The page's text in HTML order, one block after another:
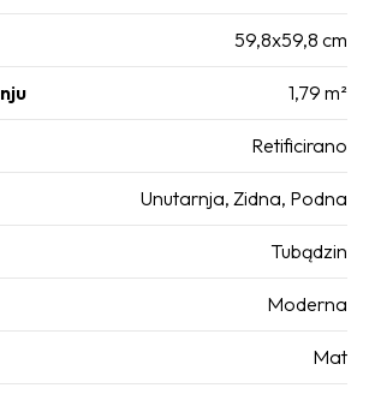
59,8x59,8 cm
1,79 m²
Retificirano
Unutarnja, Zidna, Podna
Tubądzin
Moderna
Mat